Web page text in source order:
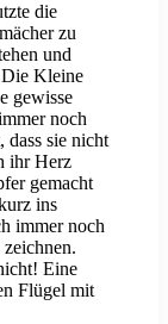
die
zu
und
Kleine
gewisse
noch
dass sie nicht
ihr Herz
gemacht
ins
immer noch
Eine
Flügel mit